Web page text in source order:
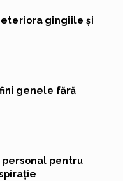
gingiile și
genele fără
personal pentru